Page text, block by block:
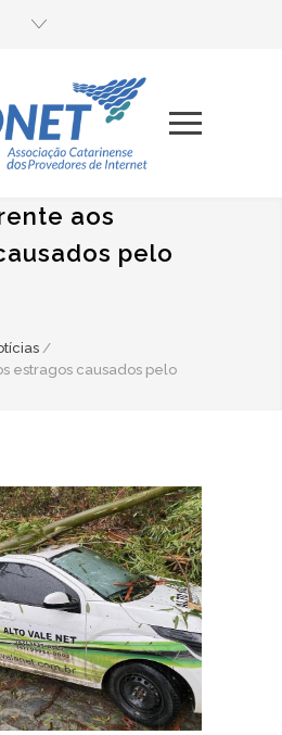
aos
pelo
/
estragos causados pelo